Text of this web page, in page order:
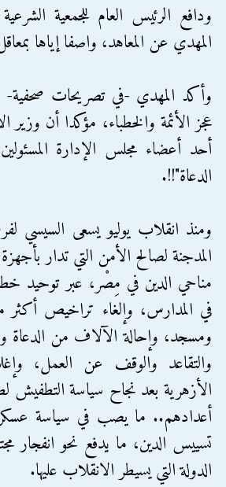
ودافع الرئيس العام للجمعية
المهدي عن المعاهد، واصفا إياها
وأكد المهدي -في تصريحات
عجز الأئمة والخطباء، مؤكدا أن وزير
أحد أعضاء مجلس الإدارة
الدعاة"!!.
ومنذ انقلاب يوليو يسعى السيسي
المدجنة لصالح الأمن التي تدار
مناحي الدين في مِصْر، عبر توحيد
ومسجد، وإحالة الآلاف من الدعاة
والتقاعد والوقف عن العمل،
الأزهرية بعد نجاح سياسة التطفيش
أعدادهم.. ما يصب في سياسة عسكرة
تسييس الدين، ما يدفع نحو
الدولة التي يسيطر الانقلاب عليها.